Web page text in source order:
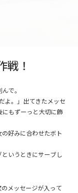
戦！
で。
よ。」出てきたメッセ
にもずーっと大切に飾
好みに合わせたボト
いうときにサーブし
メッセージが入って